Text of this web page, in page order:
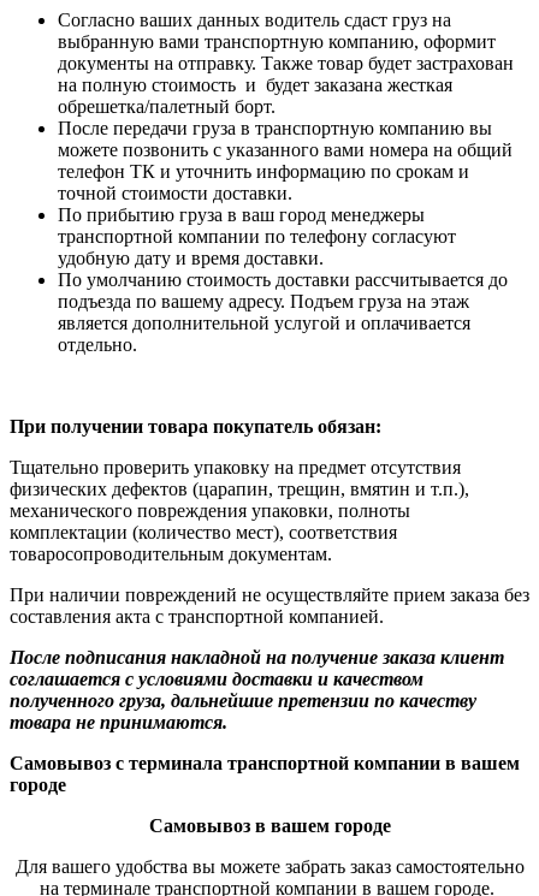
Согласно ваших данных водитель сдаст груз на
выбранную вами транспортную компанию, оформит
документы на отправку. Также товар будет застрахован
на полную стоимость и будет заказана жесткая
обрешетка/палетный борт.
После передачи груза в транспортную компанию вы
можете позвонить с указанного вами номера на общий
телефон ТК и уточнить информацию по срокам и
точной стоимости доставки.
По прибытию груза в ваш город менеджеры
транспортной компании по телефону согласуют
удобную дату и время доставки.
По умолчанию стоимость доставки рассчитывается до
подъезда по вашему адресу. Подъем груза на этаж
является дополнительной услугой и оплачивается
отдельно.
При получении товара покупатель обязан:
Тщательно проверить упаковку на предмет отсутствия
физических дефектов (царапин, трещин, вмятин и т.п.),
механического повреждения упаковки, полноты
комплектации (количество мест), соответствия
товаросопроводительным документам.
При наличии повреждений не осуществляйте прием заказа без
составления акта с транспортной компанией.
После подписания накладной на получение заказа клиент
соглашается с условиями доставки и качеством
полученного груза, дальнейшие претензии по качеству
товара не принимаются.
Самовывоз с терминала транспортной компании в вашем
городе
Самовывоз в вашем городе
Для вашего удобства вы можете забрать заказ самостоятельно
на терминале транспортной компании в вашем городе.